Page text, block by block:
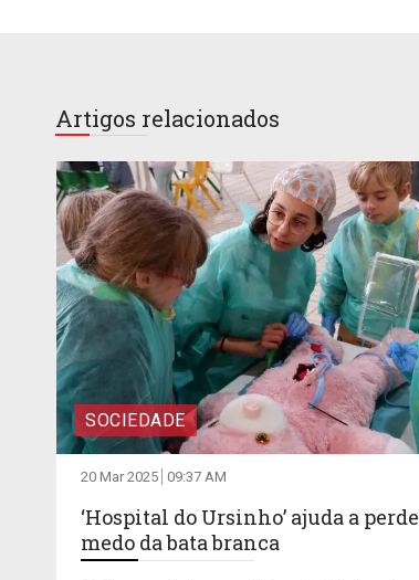
Artigos relacionados
SOCIEDADE
20 Mar 2025 09:37 AM
‘Hospital do Ursinho’ ajuda a
medo da bata branca